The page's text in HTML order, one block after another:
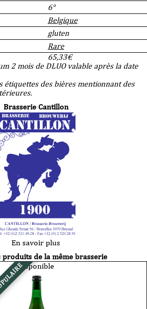
6°
Belgique
gluten
Rare
65,33€
2 mois de DLUO valable après la date
étiquettes des bières mentionnant des
Brasserie Cantillon
En savoir plus
produits de la même brasserie
Disponible